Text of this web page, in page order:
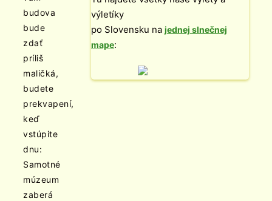
budova
bude
zdať
príliš
maličká,
budete
prekvapení,
keď
vstúpite
dnu:
Samotné
múzeum
zaberá
výletíky
po Slovensku na jednej slnečnej
mape: